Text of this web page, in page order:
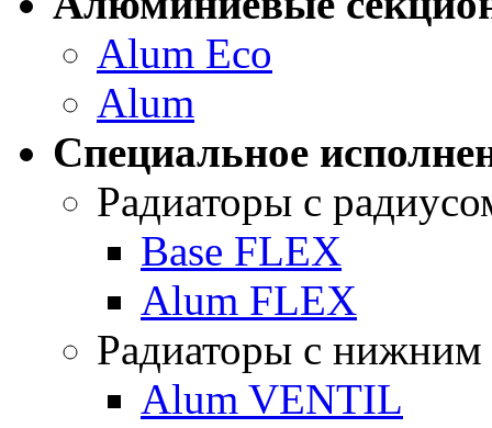
Alum Eco
Alum
Специальное
Радиаторы с
Base FLEX
Alum FLEX
Радиаторы с
Alum VENTIL